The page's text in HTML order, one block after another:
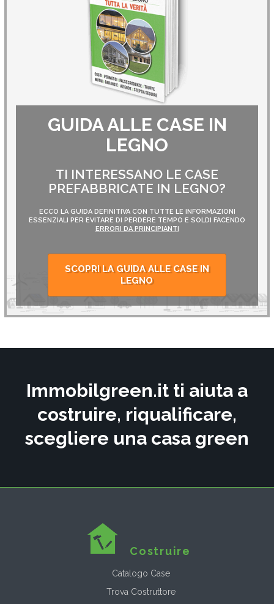
GUIDA ALLE CASE IN
LEGNO
TI INTERESSANO LE CASE
PREFABBRICATE IN LEGNO?
ECCO LA GUIDA DEFINITIVA CON TUTTE LE INFORMAZIONI
ESSENZIALI PER EVITARE DI PERDERE TEMPO E SOLDI FACENDO
ERRORI DA PRINCIPIANTI
SCOPRI LA GUIDA ALLE CASE IN
LEGNO
Immobilgreen.it ti aiuta a
costruire, riqualificare,
scegliere una casa green
Costruire
Catalogo Case
Trova Costruttore